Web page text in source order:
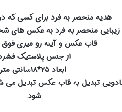
هدیه منحصر به فرد برای کسی که
زیبایی منحصر به فرد به عکس های
قاب عکس و آینه رو میزی فوق
از جنس پلاستیک
ابعاد ۲۵*۱۸سانتی متر
تبدیل به قاب عکس تبدیل
شود.